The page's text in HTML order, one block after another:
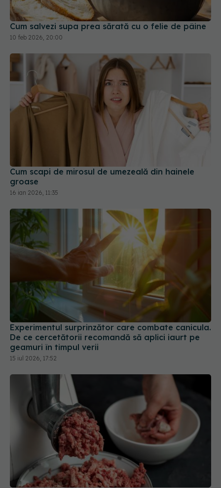
Cum salvezi supa prea sărată cu o felie de pâine
10 feb 2026, 20:00
Cum scapi de mirosul de umezeală din hainele
16 ian 2026, 11:35
Experimentul surprinzător care combate canicula.
De ce cercetătorii recomandă să aplici iaurt pe
geamuri în timpul verii
15 iul 2026, 17:52
3 semne care îți arată când carnea tocată nu mai
este proaspătă